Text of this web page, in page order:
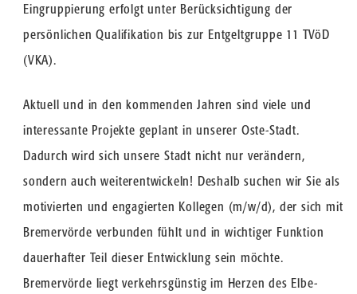
Eingruppierung erfolgt unter Berücksichtigung der
persönlichen Qualifikation bis zur Entgeltgruppe 11 TVöD
(VKA).
Aktuell und in den kommenden Jahren sind viele und
interessante Projekte geplant in unserer Oste-Stadt.
Dadurch wird sich unsere Stadt nicht nur verändern,
sondern auch weiterentwickeln! Deshalb suchen wir Sie als
motivierten und engagierten Kollegen (m/w/d), der sich mit
Bremervörde verbunden fühlt und in wichtiger Funktion
dauerhafter Teil dieser Entwicklung sein möchte.
Bremervörde liegt verkehrsgünstig im Herzen des Elbe-